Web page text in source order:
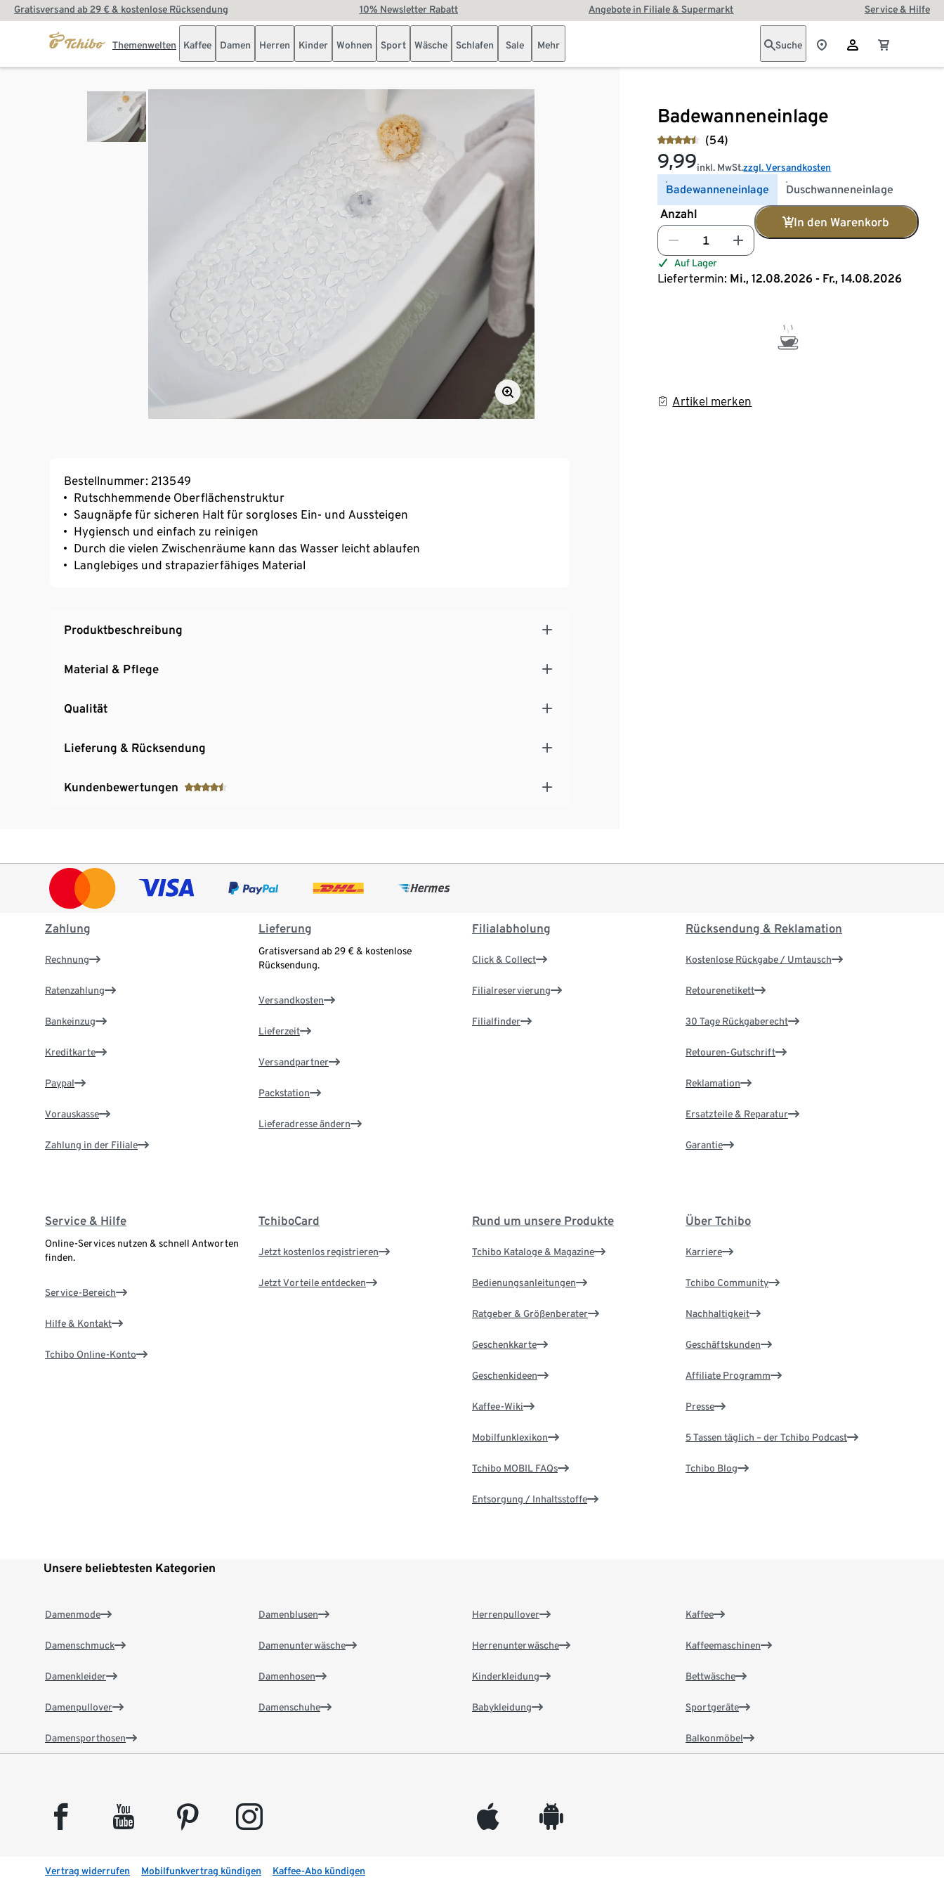
Gratisversand ab 29 € & kostenlose Rücksendung 10% Newsletter Rabatt Angebote in Filiale & Supermarkt Service & Hilfe
Themenwelten Kaffee Damen Herren Kinder Wohnen Sport Wäsche Schlafen Sale Mehr Suche
Badewanneneinlage
(54)
9,99inkl. MwSt.zzgl. Versandkosten
Badewanneneinlage Duschwanneneinlage
Anzahl
In den Warenkorb
Auf Lager
Liefertermin: Mi., 12.08.2026 - Fr., 14.08.2026
Artikel merken
Bestellnummer: 213549
Rutschhemmende Oberflächenstruktur
Saugnäpfe für sicheren Halt für sorgloses Ein- und Aussteigen
Hygiensch und einfach zu reinigen
Durch die vielen Zwischenräume kann das Wasser leicht ablaufen
Langlebiges und strapazierfähiges Material
Produktbeschreibung
Material & Pflege
Qualität
Lieferung & Rücksendung
Kundenbewertungen
Zahlung
Rechnung
Ratenzahlung
Bankeinzug
Kreditkarte
Paypal
Vorauskasse
Zahlung in der Filiale
Lieferung
Gratisversand ab 29 € & kostenlose
Rücksendung.
Versandkosten
Lieferzeit
Versandpartner
Packstation
Lieferadresse ändern
Filialabholung
Click & Collect
Filialreservierung
Filialfinder
Rücksendung & Reklamation
Kostenlose Rückgabe / Umtausch
Retourenetikett
30 Tage Rückgaberecht
Retouren-Gutschrift
Reklamation
Ersatzteile & Reparatur
Garantie
Service & Hilfe
Online-Services nutzen & schnell Antworten
finden.
Service-Bereich
Hilfe & Kontakt
Tchibo Online-Konto
TchiboCard
Jetzt kostenlos registrieren
Jetzt Vorteile entdecken
Rund um unsere Produkte
Tchibo Kataloge & Magazine
Bedienungsanleitungen
Ratgeber & Größenberater
Geschenkkarte
Geschenkideen
Kaffee-Wiki
Mobilfunklexikon
Tchibo MOBIL FAQs
Entsorgung / Inhaltsstoffe
Über Tchibo
Karriere
Tchibo Community
Nachhaltigkeit
Geschäftskunden
Affiliate Programm
Presse
5 Tassen täglich – der Tchibo Podcast
Tchibo Blog
Unsere beliebtesten Kategorien
Damenmode
Damenschmuck
Damenkleider
Damenpullover
Damensporthosen
Damenblusen
Damenunterwäsche
Damenhosen
Damenschuhe
Herrenpullover
Herrenunterwäsche
Kinderkleidung
Babykleidung
Kaffee
Kaffeemaschinen
Bettwäsche
Sportgeräte
Balkonmöbel
facebook youtube pinterest instagram appleinc android
Vertrag widerrufen Mobilfunkvertrag kündigen Kaffee-Abo kündigen